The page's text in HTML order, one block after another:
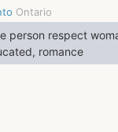
Ontario
person respect
romance